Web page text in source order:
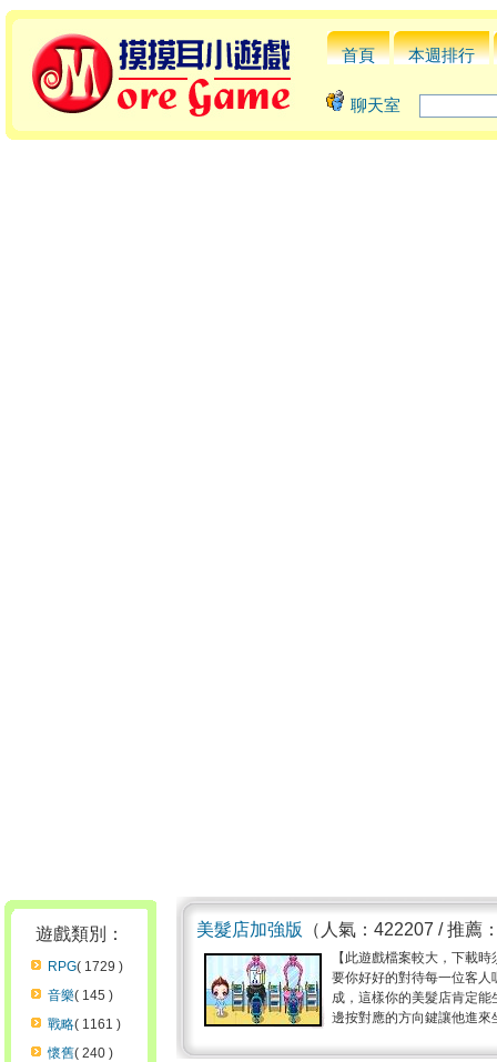
首頁 本週排行
聊天室
遊戲類別：
RPG( 1729 )
音樂( 145 )
戰略( 1161 )
懷舊( 240 )
美髮店加強版 （人氣：422207 / 推薦
【此遊戲檔案較大，下載
要你好好的對待每一位客
成，這樣你的美髮店肯定
邊按對應的方向鍵讓他進來